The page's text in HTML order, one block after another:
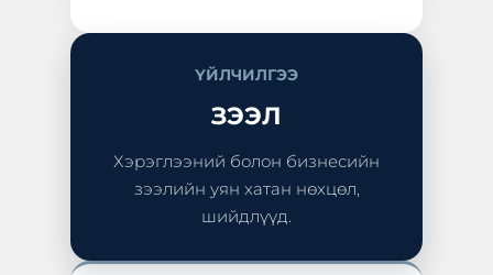
ҮЙЛЧИЛГЭЭ
ЗЭЭЛ
Хэрэглээний болон бизнесийн
зээлийн уян хатан нөхцөл,
шийдлүүд.